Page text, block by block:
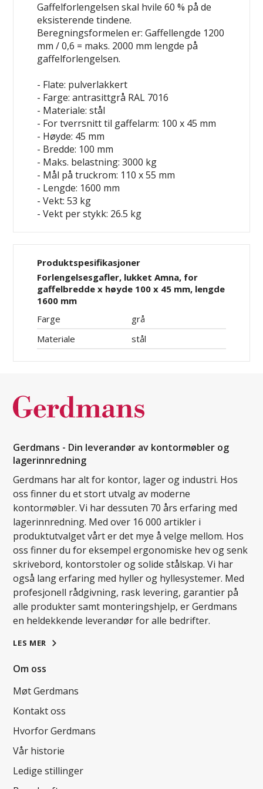
Gaffelforlengelsen skal hvile 60 % på de
eksisterende tindene.
Beregningsformelen er: Gaffellengde 1200
mm / 0,6 = maks. 2000 mm lengde på
gaffelforlengelsen.
- Flate: pulverlakkert
- Farge: antrasittgrå RAL 7016
- Materiale: stål
- For tverrsnitt til gaffelarm: 100 x 45 mm
- Høyde: 45 mm
- Bredde: 100 mm
- Maks. belastning: 3000 kg
- Mål på truckrom: 110 x 55 mm
- Lengde: 1600 mm
- Vekt: 53 kg
- Vekt per stykk: 26.5 kg
Produktspesifikasjoner
Forlengelsesgafler, lukket Amna, for
gaffelbredde x høyde 100 x 45 mm, lengde
1600 mm
Farge
grå
Materiale
stål
Gerdmans - Din leverandør av kontormøbler og
lagerinnredning
Gerdmans har alt for kontor, lager og industri. Hos
oss finner du et stort utvalg av moderne
kontormøbler. Vi har dessuten 70 års erfaring med
lagerinnredning. Med over 16 000 artikler i
produktutvalget vårt er det mye å velge mellom. Hos
oss finner du for eksempel ergonomiske hev og senk
skrivebord, kontorstoler og solide stålskap. Vi har
også lang erfaring med hyller og hyllesystemer. Med
profesjonell rådgivning, rask levering, garantier på
alle produkter samt monteringshjelp, er Gerdmans
en heldekkende leverandør for alle bedrifter.
LES MER
Om oss
Møt Gerdmans
Kontakt oss
Hvorfor Gerdmans
Vår historie
Ledige stillinger